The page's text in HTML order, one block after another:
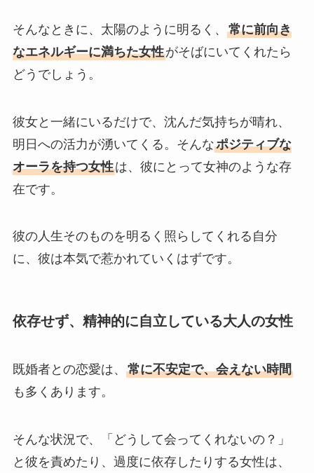
そんなときに、太陽のように明るく、 常に前向き
なエネルギーに満ちた女性がそばにいてくれたら
どうでしょう。
彼女と一緒にいるだけで、沈んだ気持ちが晴れ、
明日への活力が湧いてくる。そんなポジティブな
オーラを持つ女性は、彼にとって女神のような存
在です。
彼の人生そのものを明るく照らしてくれる自分
に、彼は本気で惹かれていくはずです。
依存せず、精神的に自立している大人の女性
既婚者との恋愛は、 常に不安定で、会えない時間
も多くあります。
そんな状況で、「どうして会ってくれないの？」
と彼を責めたり、過度に依存したりする女性は、